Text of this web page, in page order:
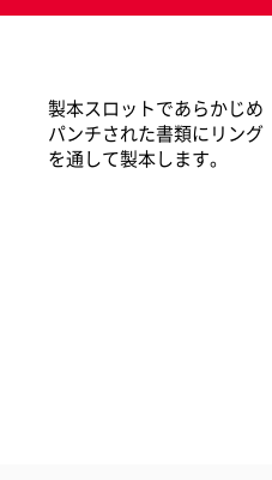
製本スロットであらかじめ
パンチされた書類にリング
を通して製本します。